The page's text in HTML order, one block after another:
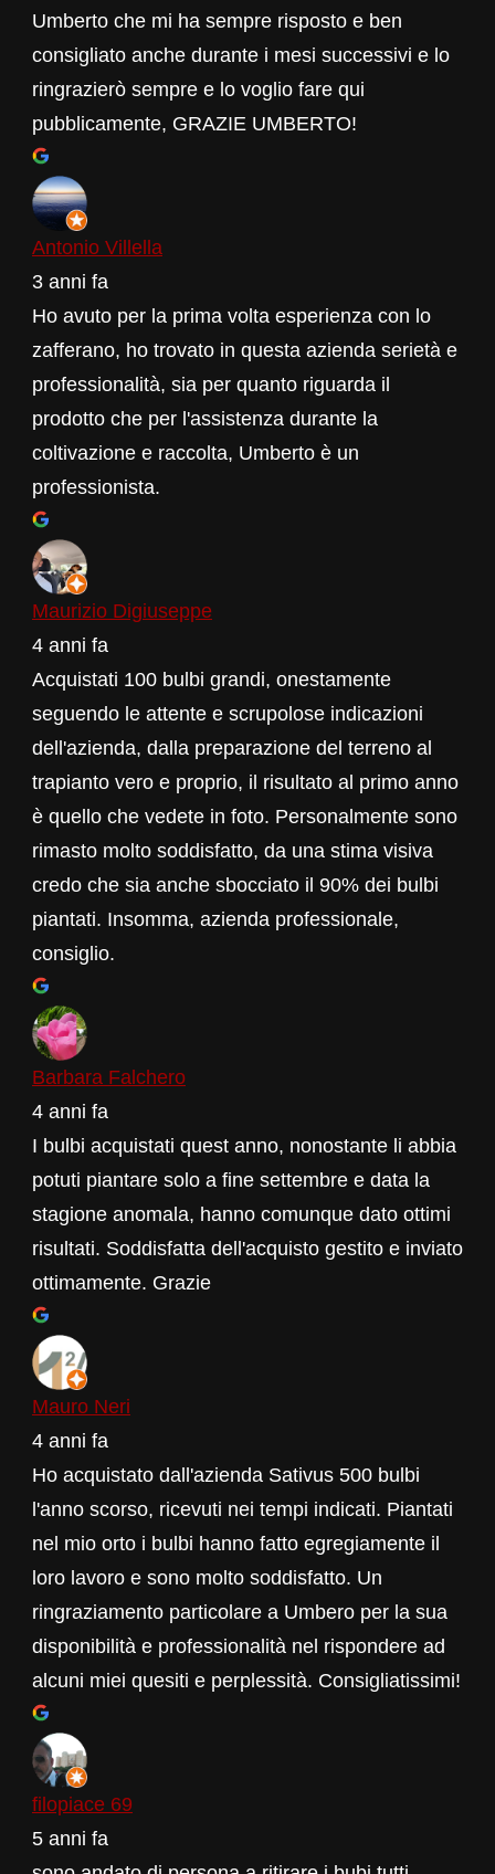
Umberto che mi ha sempre risposto e ben
consigliato anche durante i mesi successivi e lo
ringrazierò sempre e lo voglio fare qui
pubblicamente, GRAZIE UMBERTO!
Antonio Villella
3 anni fa
Ho avuto per la prima volta esperienza con lo
zafferano, ho trovato in questa azienda serietà e
professionalità, sia per quanto riguarda il
prodotto che per l'assistenza durante la
coltivazione e raccolta, Umberto è un
professionista.
Maurizio Digiuseppe
4 anni fa
Acquistati 100 bulbi grandi, onestamente
seguendo le attente e scrupolose indicazioni
dell'azienda, dalla preparazione del terreno al
trapianto vero e proprio, il risultato al primo anno
è quello che vedete in foto. Personalmente sono
rimasto molto soddisfatto, da una stima visiva
credo che sia anche sbocciato il 90% dei bulbi
piantati. Insomma, azienda professionale,
consiglio.
Barbara Falchero
4 anni fa
I bulbi acquistati quest anno, nonostante li abbia
potuti piantare solo a fine settembre e data la
stagione anomala, hanno comunque dato ottimi
risultati. Soddisfatta dell'acquisto gestito e inviato
ottimamente. Grazie
Mauro Neri
4 anni fa
Ho acquistato dall'azienda Sativus 500 bulbi
l'anno scorso, ricevuti nei tempi indicati. Piantati
nel mio orto i bulbi hanno fatto egregiamente il
loro lavoro e sono molto soddisfatto. Un
ringraziamento particolare a Umbero per la sua
disponibilità e professionalità nel rispondere ad
alcuni miei quesiti e perplessità. Consigliatissimi!
filopiace 69
5 anni fa